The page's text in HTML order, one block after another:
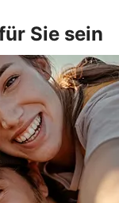
Sie sein